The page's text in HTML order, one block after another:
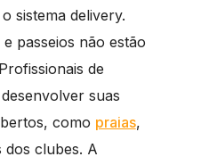
sistema delivery.
passeios não estão
de
suas
como praias,
dos clubes. A